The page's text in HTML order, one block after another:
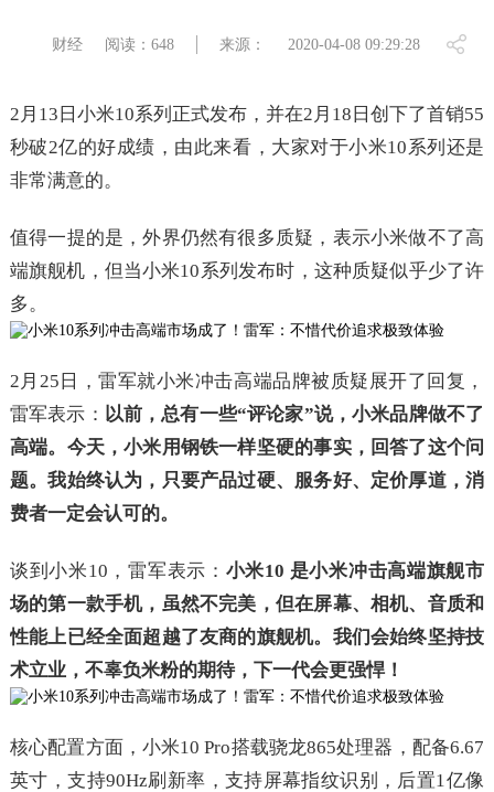
财经 阅读：648 来源： 2020-04-08 09:29:28
2月13日小米10系列正式发布，并在2月18日创下了首销55
秒破2亿的好成绩，由此来看，大家对于小米10系列还是
非常满意的。
值得一提的是，外界仍然有很多质疑，表示小米做不了高
端旗舰机，但当小米10系列发布时，这种质疑似乎少了许
多。
2月25日，雷军就小米冲击高端品牌被质疑展开了回复，
雷军表示： 以前，总有一些“评论家”说，小米品牌做不了
高端。今天，小米用钢铁一样坚硬的事实，回答了这个问
题。我始终认为，只要产品过硬、服务好、定价厚道，消
费者一定会认可的。
谈到小米10，雷军表示： 小米10 是小米冲击高端旗舰市
场的第一款手机，虽然不完美，但在屏幕、相机、音质和
性能上已经全面超越了友商的旗舰机。我们会始终坚持技
术立业，不辜负米粉的期待，下一代会更强悍！
核心配置方面，小米10 Pro搭载骁龙865处理器，配备6.67
英寸，支持90Hz刷新率，支持屏幕指纹识别，后置1亿像